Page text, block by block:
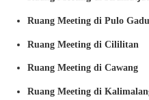
Ruang Meeting di Pulo
Ruang Meeting di Cililitan
Ruang Meeting di Cawang
Ruang Meeting di